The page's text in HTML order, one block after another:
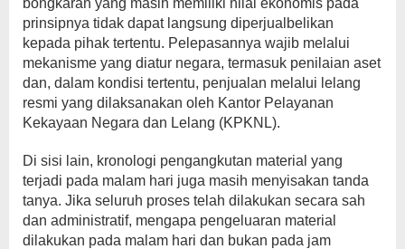
prinsipnya tidak dapat langsung diperjualbelikan
kepada pihak tertentu. Pelepasannya wajib melalui
mekanisme yang diatur negara, termasuk penilaian aset
dan, dalam kondisi tertentu, penjualan melalui lelang
resmi yang dilaksanakan oleh Kantor Pelayanan
Kekayaan Negara dan Lelang (KPKNL).
Di sisi lain, kronologi pengangkutan material yang
terjadi pada malam hari juga masih menyisakan tanda
tanya. Jika seluruh proses telah dilakukan secara sah
dan administratif, mengapa pengeluaran material
dilakukan pada malam hari dan bukan pada jam